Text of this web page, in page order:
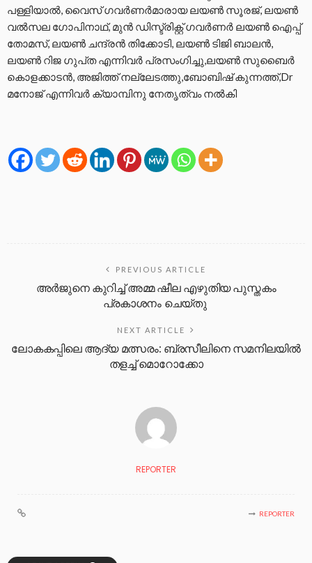
പള്ളിയാൽ, വൈസ് ഗവർണർമാരായ ലയൺ സൂരജ്, ലയൺ
വൽസല ഗോപിനാഥ്, മുൻ ഡിസ്ട്രിക്റ്റ് ഗവർണർ ലയൺ ഐപ്പ്
തോമസ്, ലയൺ ചന്ദ്രൻ തിക്കോടി, ലയൺ ടിജി ബാലൻ,
ലയൺ റിജ ഗുപ്‌ത എന്നിവർ പ്രസംഗിച്ചു,ലയൺ സുബൈർ
കൊളക്കാടൻ, അജിത്ത് നല്ലേടത്തു,ബോബിഷ് കുന്നത്ത്,Dr
മനോജ്‌ എന്നിവർ ക്യാമ്പിനു നേതൃത്വം നൽകി
PREVIOUS ARTICLE
അർജുനെ കുറിച്ച് അമ്മ ഷീല എഴുതിയ പുസ്തകം
പ്രകാശനം ചെയ്തു
NEXT ARTICLE
ലോകകപ്പിലെ ആദ്യ മത്സരം: ബ്രസീലിനെ സമനിലയില്‍
തളച്ച് മൊറോക്കോ
REPORTER
REPORTER